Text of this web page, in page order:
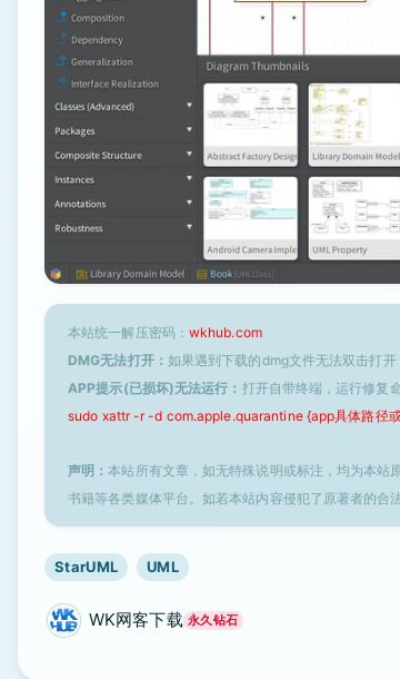
本站统一解压密码： wkhub.com
DMG无法打开： 如果遇到下载的dmg文件无法双击打开
APP提示(已损坏)无法运行： 打开自带终端，运行修复
sudo xattr -r -d com.apple.quarantine {app具体路径
声明：本站所有文章，如无特殊说明或标注，均为本站
书籍等各类媒体平台。如若本站内容侵犯了原著者的合
StarUML UML
WK网客下载 永久钻石